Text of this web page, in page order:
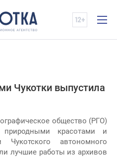
Чукотки выпустила
общество (РГО)
красотами и
Чукотского автономного
лучшие работы из архивов